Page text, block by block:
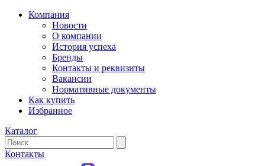
Компания
Новости
О компании
История успеха
Бренды
Контакты и реквизиты
Вакансии
Нормативные документы
Как купить
Избранное
Каталог
Контакты